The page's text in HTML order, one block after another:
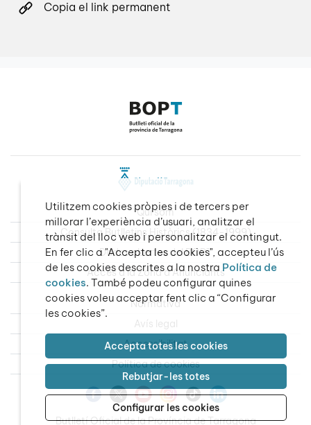
Copia el link permanent
Qui som
Consulta Butlletins Històrics (1834-1999)
Dades obertes del BOPT
Accés a la Zona d’Anunciants
Normativa
Avís legal
Accessibilitat
Política de cookies
Butlletí Oficial de la Província de Tarragona
Utilitzem cookies pròpies i de tercers per
millorar l’experiència d’usuari, analitzar el
trànsit del lloc web i personalitzar el contingut.
En fer clic a "Accepta les cookies", accepteu l’ús
de les cookies descrites a la nostra Política de
cookies. També podeu configurar quines
cookies voleu acceptar fent clic a “Configurar
les cookies”.
Accepta totes les cookies
Rebutjar-les totes
Configurar les cookies